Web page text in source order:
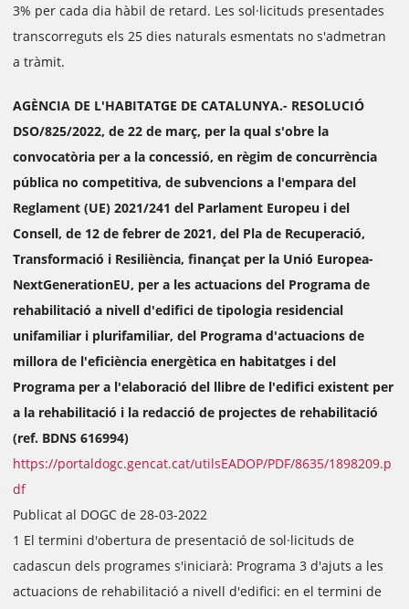
3% per cada dia hàbil de retard. Les sol·licituds presentades
transcorreguts els 25 dies naturals esmentats no s'admetran
a tràmit.
AGÈNCIA DE L'HABITATGE DE CATALUNYA.- RESOLUCIÓ
DSO/825/2022, de 22 de març, per la qual s'obre la
convocatòria per a la concessió, en règim de concurrència
pública no competitiva, de subvencions a l'empara del
Reglament (UE) 2021/241 del Parlament Europeu i del
Consell, de 12 de febrer de 2021, del Pla de Recuperació,
Transformació i Resiliència, finançat per la Unió Europea-
NextGenerationEU, per a les actuacions del Programa de
rehabilitació a nivell d'edifici de tipologia residencial
unifamiliar i plurifamiliar, del Programa d'actuacions de
millora de l'eficiència energètica en habitatges i del
Programa per a l'elaboració del llibre de l'edifici existent per
a la rehabilitació i la redacció de projectes de rehabilitació
(ref. BDNS 616994)
https://portaldogc.gencat.cat/utilsEADOP/PDF/8635/1898209.p
df
Publicat al DOGC de 28-03-2022
1 El termini d'obertura de presentació de sol·licituds de
cadascun dels programes s'iniciarà: Programa 3 d'ajuts a les
actuacions de rehabilitació a nivell d'edifici: en el termini de